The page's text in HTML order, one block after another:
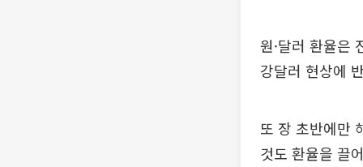
원·달러 환율은
강달러 현상에
또 장 초반에만
것도 환율을 끌